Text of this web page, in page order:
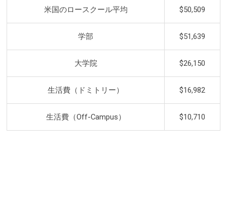
米国のロースクール平均 $50,509
学部 $51,639
大学院 $26,150
生活費（ドミトリー） $16,982
生活費（Off-Campus） $10,710